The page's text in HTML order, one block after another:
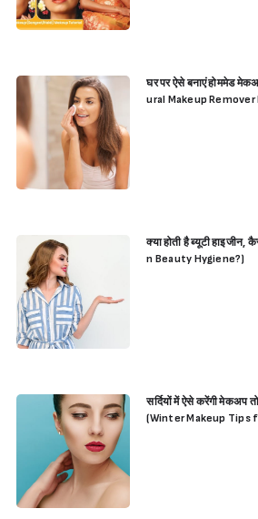
घर पर ऐसे बनाएं होममेड
ural Makeup
क्या होती है ब्यूटी
n Beauty Hygiene?)
सर्दियों में ऐसे करेंगी मेकअप
(Winter Makeup Tips